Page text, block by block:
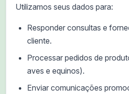
Utilizamos seus dados para:
Responder consultas e
cliente.
Processar pedidos de
aves e equinos).
Enviar comunicações